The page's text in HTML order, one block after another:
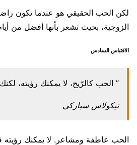
لكن الحب الحقيقي هو عندما تكون
الزوجية، بحيث تشعر بأنها أفضل من
الاقتباس السادس
” الحب كالرّيح، لا يمكنك رؤيته،
نيكولاس سباركي
الحب عاطفة ومشاعر. لا يمكنك رؤيته